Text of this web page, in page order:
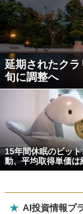
延期されたク
旬に調整へ
15年間休眠のビッ
動、平均取得単価は
★ AI投資情報プ